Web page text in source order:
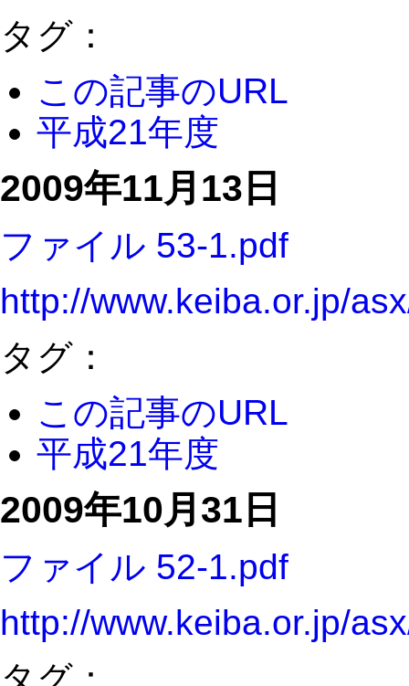
タグ：
この記事のURL
平成21年度
2009年11月13日
ファイル 53-1.pdf
http://www.keiba.or.jp/
タグ：
この記事のURL
平成21年度
2009年10月31日
ファイル 52-1.pdf
http://www.keiba.or.jp/